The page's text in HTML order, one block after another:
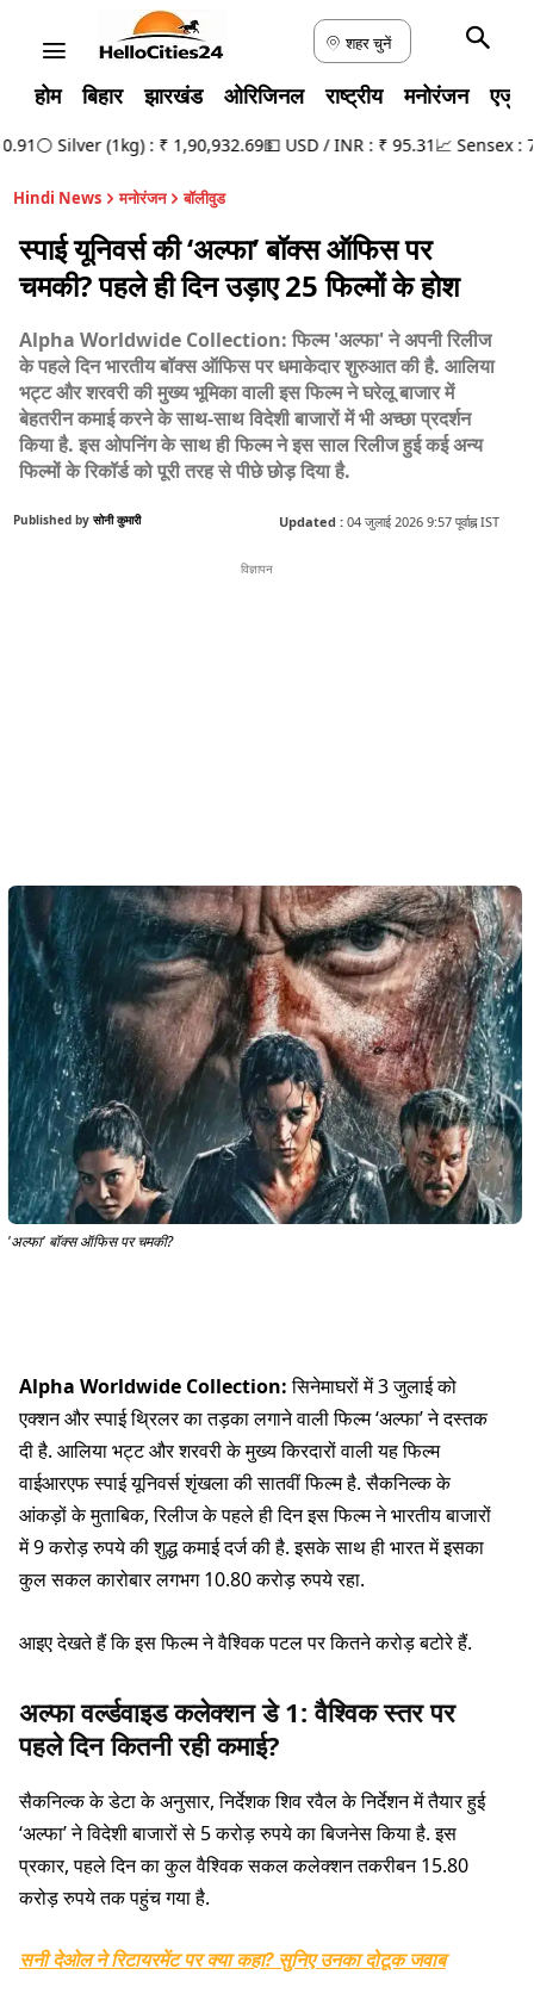
शहर चुनें
होम बिहार झारखंड ओरिजिनल राष्ट्रीय मनोरंजन
⚪ Silver (1kg) : ₹ 1,90,932.69💵 USD / INR : ₹ 95.31📈 Sensex :
Hindi News मनोरंजन बॉलीवुड
स्पाई यूनिवर्स की ‘अल्फा’ बॉक्स ऑफिस पर
चमकी? पहले ही दिन उड़ाए 25 फिल्मों के होश
Alpha Worldwide Collection: फिल्म 'अल्फा' ने अपनी रिलीज
के पहले दिन भारतीय बॉक्स ऑफिस पर धमाकेदार शुरुआत की है. आलिया
भट्ट और शरवरी की मुख्य भूमिका वाली इस फिल्म ने घरेलू बाजार में
बेहतरीन कमाई करने के साथ-साथ विदेशी बाजारों में भी अच्छा प्रदर्शन
किया है. इस ओपनिंग के साथ ही फिल्म ने इस साल रिलीज हुई कई अन्य
फिल्मों के रिकॉर्ड को पूरी तरह से पीछे छोड़ दिया है.
Published by सोनी कुमारी Updated : 04 जुलाई 2026 9:57 पूर्वाह्न IST
विज्ञापन
'अल्फा' बॉक्स ऑफिस पर चमकी?
Alpha Worldwide Collection:सिनेमाघरों में 3 जुलाई को
एक्शन और स्पाई थ्रिलर का तड़का लगाने वाली फिल्म ‘अल्फा’ ने दस्तक
दी है. आलिया भट्ट और शरवरी के मुख्य किरदारों वाली यह फिल्म
वाईआरएफ स्पाई यूनिवर्स शृंखला की सातवीं फिल्म है. सैकनिल्क के
आंकड़ों के मुताबिक, रिलीज के पहले ही दिन इस फिल्म ने भारतीय बाजारों
में 9 करोड़ रुपये की शुद्ध कमाई दर्ज की है. इसके साथ ही भारत में इसका
कुल सकल कारोबार लगभग 10.80 करोड़ रुपये रहा.
आइए देखते हैं कि इस फिल्म ने वैश्विक पटल पर कितने करोड़ बटोरे हैं.
अल्फा वर्ल्डवाइड कलेक्शन डे 1: वैश्विक स्तर पर
पहले दिन कितनी रही कमाई?
सैकनिल्क के डेटा के अनुसार, निर्देशक शिव रवैल के निर्देशन में तैयार हुई
‘अल्फा’ ने विदेशी बाजारों से 5 करोड़ रुपये का बिजनेस किया है. इस
प्रकार, पहले दिन का कुल वैश्विक सकल कलेक्शन तकरीबन 15.80
करोड़ रुपये तक पहुंच गया है.
सनी देओल ने रिटायरमेंट पर क्या कहा? सुनिए उनका दोटूक जवाब